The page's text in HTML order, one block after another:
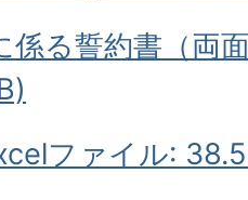
係る誓約書（両
ファイル: